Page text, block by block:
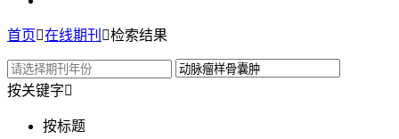
首页在线期刊 检索结果
按关键字
按标题